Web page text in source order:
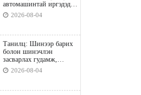
автомашинтай иргэдэд
шатахуун олгоно
2026-08-04
Танилц: Шинээр барих
болон шинэчлэн
засварлах гудамж,
замууд
2026-08-04